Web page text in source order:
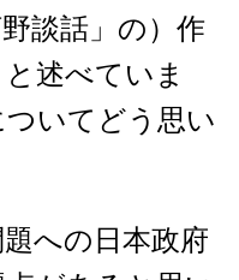
談話」の）作
述べていま
いてどう思い
への日本政府